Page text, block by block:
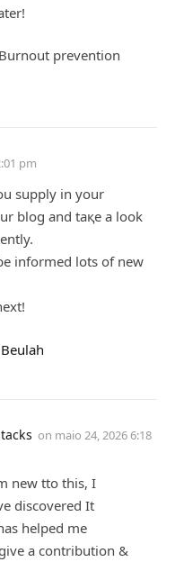
prevention
pm
ѕupply in your
blog and taқe a look
informed lots of new
Beulah
on maio 24, 2026 6:18
new tto this, I
discovered It
helped me
a contributіon &